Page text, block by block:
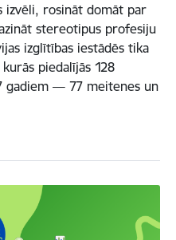
izvēli, rosināt domāt par
stereotipus profesiju
izglītības iestādēs tika
piedalījās 128
gadiem — 77 meitenes un